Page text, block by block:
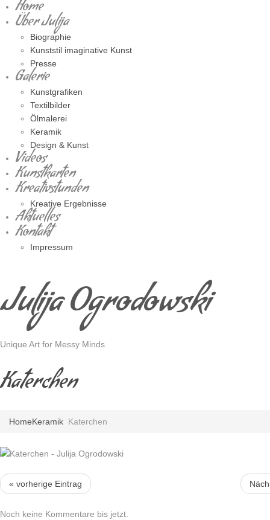
Home
Über Julija
Biographie
Kunststil imaginative Kunst
Presse
Galerie
Kunstgrafiken
Textilbilder
Ölmalerei
Keramik
Design & Kunst
Videos
Kunstkarten
Kreativstunden
Kreative Ergebnisse
Aktuelles
Kontakt
Impressum
Julija Ogrodowski
Unique Art for Messy Minds
Katerchen
HomeKeramik Katerchen
« vorherige Eintrag
Noch keine Kommentare bis jetzt.